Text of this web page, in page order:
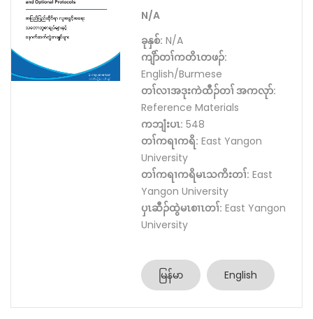
N/A
ခုနှစ်: N/A
ကျိာ်တၢ်ကတိၤတဖၣ်:
English/Burmese
တၢ်လၢအဒုးကဲထီၣ်တၢ် အကလုာ်:
Reference Materials
ကဘျံးပၤ: 548
တၢ်ကရၢကရိ: East Yangon
University
တၢ်ကရၢကရိမၤသကိးတၢ်: East
Yangon University
ပှၤဆီၣ်ထွဲမၤစၢၤတၢ်: East Yangon
University
မြန်မာ English